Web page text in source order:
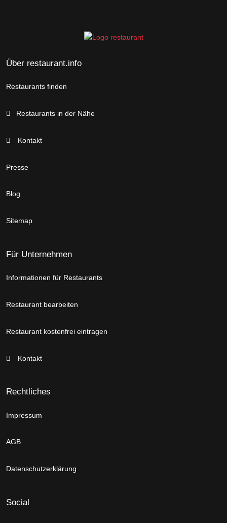
Über restaurant.info
Restaurants finden
Restaurants in der Nähe
Kontakt
Presse
Blog
Sitemap
Für Unternehmen
Informationen für Restaurants
Restaurant bearbeiten
Restaurant kostenfrei eintragen
Kontakt
Rechtliches
Impressum
AGB
Datenschutzerklärung
Social